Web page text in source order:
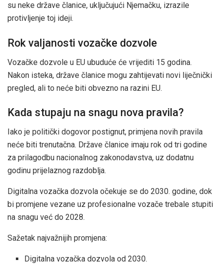
su neke države članice, uključujući Njemačku, izrazile
protivljenje toj ideji.
Rok valjanosti vozačke dozvole
Vozačke dozvole u EU ubuduće će vrijediti 15 godina.
Nakon isteka, države članice mogu zahtijevati novi liječnički
pregled, ali to neće biti obvezno na razini EU.
Kada stupaju na snagu nova pravila?
Iako je politički dogovor postignut, primjena novih pravila
neće biti trenutačna. Države članice imaju rok od tri godine
za prilagodbu nacionalnog zakonodavstva, uz dodatnu
godinu prijelaznog razdoblja.
Digitalna vozačka dozvola očekuje se do 2030. godine, dok
bi promjene vezane uz profesionalne vozače trebale stupiti
na snagu već do 2028.
Sažetak najvažnijih promjena:
Digitalna vozačka dozvola od 2030.